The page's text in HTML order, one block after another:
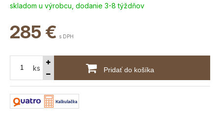
skladom u výrobcu, dodanie 3-8 týždňov
285 € s DPH
ks Pridať do košíka